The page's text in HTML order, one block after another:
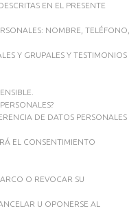
EN EL PRESENTE
NOMBRE, TELÉFONO,
Y GRUPALES Y TESTIMONIOS
DE DATOS PERSONALES
EL CONSENTIMIENTO
O REVOCAR SU
U OPONERSE AL